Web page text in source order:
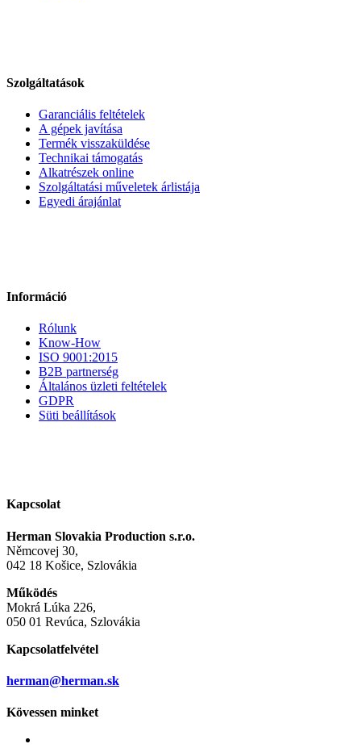
Szolgáltatások
Garanciális feltételek
A gépek javítása
Termék visszaküldése
Technikai támogatás
Alkatrészek online
Szolgáltatási műveletek árlistája
Egyedi árajánlat
Információ
Rólunk
Know-How
ISO 9001:2015
B2B partnerség
Általános üzleti feltételek
GDPR
Süti beállítások
Kapcsolat
Herman Slovakia Production s.r.o.
Němcovej 30,
042 18 Košice, Szlovákia
Működés
Mokrá Lúka 226,
050 01 Revúca, Szlovákia
Kapcsolatfelvétel
herman@herman.sk
Kövessen minket